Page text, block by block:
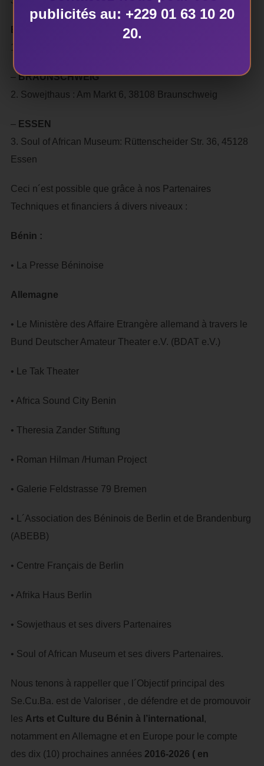
1. Galerie Feldstrasse 79,
–BRAUNSCHWEIG
2. Sowejthaus : Am Markt 6, 38108 Braunschweig
– ESSEN
3. Soul of African Museum: Rüttenscheider Str. 36, 45128
Essen
Ceci n´est possible que grâce à nos Partenaires
Techniques et financiers á divers niveaux :
Bénin :
• La Presse Béninoise
Allemagne
• Le Ministère des Affaire Etrangère allemand à travers le
Bund Deutscher Amateur Theater e.V. (BDAT e.V.)
• Le Tak Theater
• Africa Sound City Benin
• Theresia Zander Stiftung
• Roman Hilman /Human Project
• Galerie Feldstrasse 79 Bremen
• L´Association des Béninois de Berlin et de Brandenburg
(ABEBB)
• Centre Français de Berlin
• Afrika Haus Berlin
• Sowjethaus et ses divers Partenaires
• Soul of African Museum et ses divers Partenaires.
Nous tenons à rappeller que l´Objectif principal des
Se.Cu.Ba. est de Valoriser , de défendre et de promouvoir
les Arts et Culture du Bénin à l’international ,
notamment en Allemagne et en Europe pour le compte
des dix (10) prochaines années 2016-2026 ( en
publicités au: +229 01 63 10 20
20.